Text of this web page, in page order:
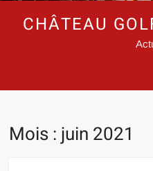
CHÂTEAU
Mois : juin 2021